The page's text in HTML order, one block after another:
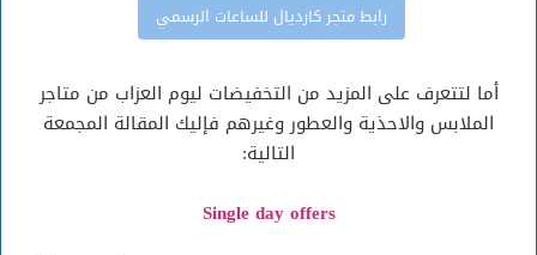
رابط متجر كارديال للساعات الرسمي
أما لتتعرف على المزيد من التخفيضات ليوم العزاب من متاجر
الملابس والاحذية والعطور وغيرهم فإليك المقالة المجمعة
التالية:
Single day offers